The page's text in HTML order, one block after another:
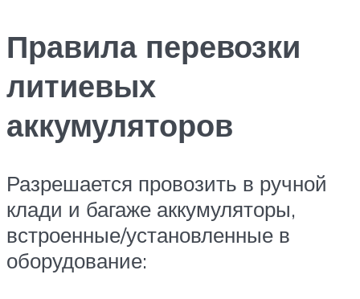
Правила перевозки
литиевых
аккумуляторов
Разрешается провозить в ручной
клади и багаже аккумуляторы,
встроенные/установленные в
оборудование: